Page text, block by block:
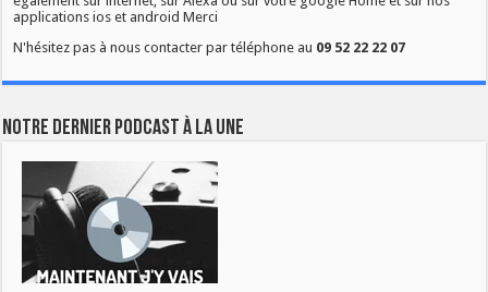
applications ios et android Merci
N'hésitez pas à nous contacter par téléphone au 09 52 22 22 07
Notre dernier podcast à la une